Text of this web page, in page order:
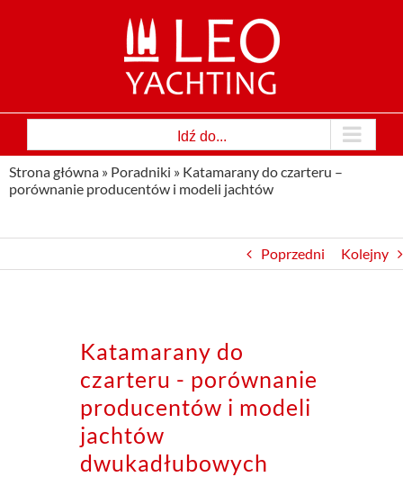
Idź do...
Strona główna » Poradniki » Katamarany do czarteru –
porównanie producentów i modeli jachtów
Poprzedni Kolejny
Katamarany do
czarteru - porównanie
producentów i modeli
jachtów
dwukadłubowych